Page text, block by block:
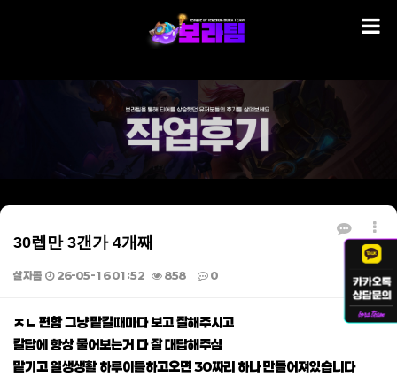
30렙만 3갠가 4개째
살자좀 26-05-16 01:52 858 0
본문
ㅈㄴ 편함 그냥 맡길때마다 보고 잘해주시고
칼답에 항상 물어보는거 다 잘 대답해주심
맡기고 일생생활 하루이틀하고오면 30짜리 하나 만들어져있습니다